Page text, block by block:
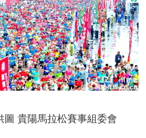
圖 貴陽馬拉松賽事組委會